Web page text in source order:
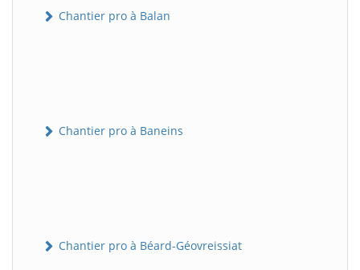
Chantier pro à Balan
Chantier pro à Baneins
Chantier pro à Béard-Géovreissiat